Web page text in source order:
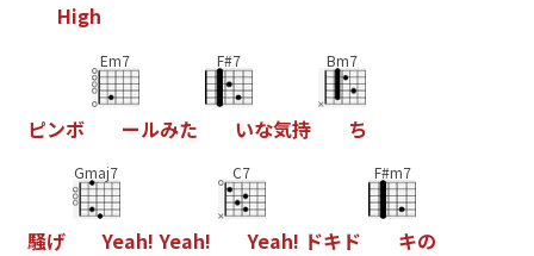
High
ピンボ
Em7
ールみた
F#7
いな気持
Bm7
ち
騒げ
Gmaj7
Yeah! Yeah!
C7
Yeah! ドキ ド
F#m7
キの